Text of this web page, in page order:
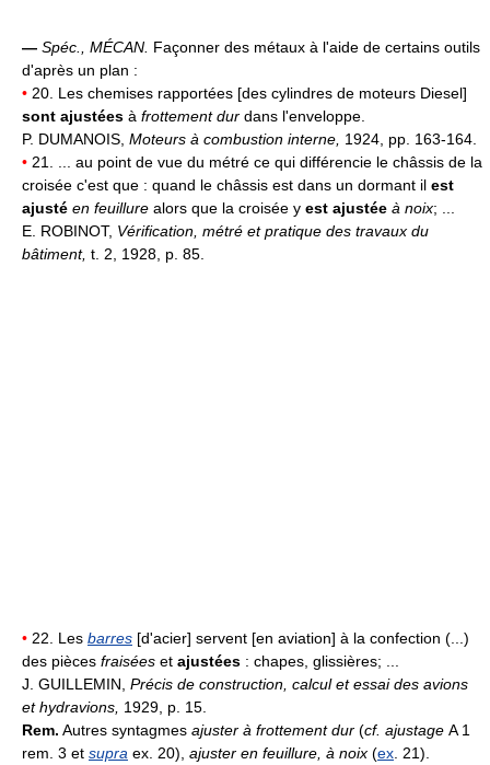
— Spéc., MÉCAN. Façonner des métaux à l'aide de certains outils
d'après un plan :
• 20. Les chemises rapportées [des cylindres de moteurs Diesel]
sont ajustées à frottement dur dans l'enveloppe.
P. DUMANOIS, Moteurs à combustion interne, 1924, pp. 163-164.
• 21. ... au point de vue du métré ce qui différencie le châssis de la
croisée c'est que : quand le châssis est dans un dormant il est
ajusté en feuillure alors que la croisée y est ajustée à noix; ...
E. ROBINOT, Vérification, métré et pratique des travaux du
bâtiment, t. 2, 1928, p. 85.
• 22. Les barres [d'acier] servent [en aviation] à la confection (...)
des pièces fraisées et ajustées : chapes, glissières; ...
J. GUILLEMIN, Précis de construction, calcul et essai des avions
et hydravions, 1929, p. 15.
Rem. Autres syntagmes ajuster à frottement dur (cf. ajustage A 1
rem. 3 et supra ex. 20), ajuster en feuillure, à noix (ex . 21).